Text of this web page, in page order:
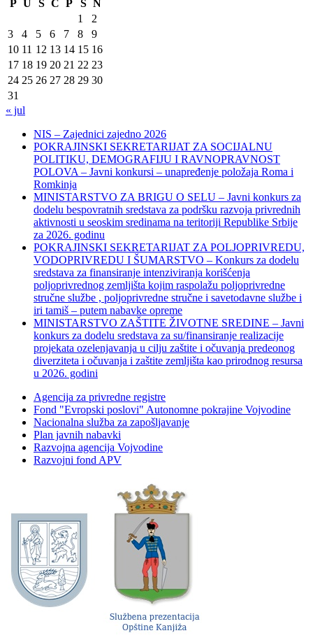
P U S Č P S N
1
2
3
4 5 6 7 8
9
10 11 12 13 14 15 16
17 18 19 20 21 22 23
24 25 26 27 28 29 30
31
« jul
NIS – Zajednici zajedno 2026
POKRAJINSKI SEKRETARIJAT ZA SOCIJALNU
POLITIKU, DEMOGRAFIJU I RAVNOPRAVNOST
POLOVA – Javni konkursi – unapređenje položaja Roma i
Romkinja
MINISTARSTVO ZA BRIGU O SELU – Javni konkurs za
dodelu bespovratnih sredstava za podršku razvoja privrednih
aktivnosti u seoskim sredinama na teritoriji Republike Srbije
za 2026. godinu
POKRAJINSKI SEKRETARIJAT ZA POLJOPRIVREDU,
VODOPRIVREDU I ŠUMARSTVO – Konkurs za dodelu
sredstava za finansiranje intenziviranja korišćenja
poljoprivrednog zemljišta kojim raspolažu poljoprivredne
stručne službe , poljoprivredne stručne i savetodavne službe i
iri tamiš ‒ putem nabavke opreme
MINISTARSTVO ZAŠTITE ŽIVOTNE SREDINE – Javni
konkurs za dodelu sredstava za su/finansiranje realizacije
projekata ozelenjavanja u cilju zaštite i očuvanja predeonog
diverziteta i očuvanja i zaštite zemljišta kao prirodnog resursa
u 2026. godini
Agencija za privredne registre
Fond "Evropski poslovi" Autonomne pokrajine Vojvodine
Nacionalna služba za zapošljavanje
Plan javnih nabavki
Razvojna agencija Vojvodine
Razvojni fond APV